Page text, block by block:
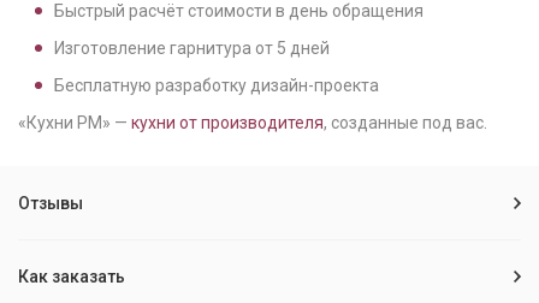
Быстрый расчёт стоимости в день обращения
Изготовление гарнитура от 5 дней
Бесплатную разработку дизайн-проекта
«Кухни РМ» — кухни от производителя, созданные под вас.
Отзывы
Как заказать